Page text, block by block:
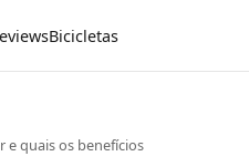
Bicicletas
e quais os benefícios